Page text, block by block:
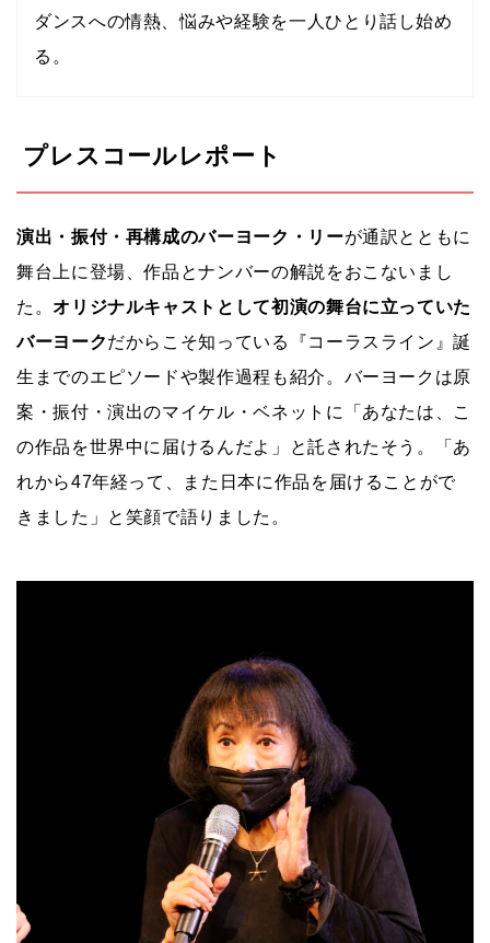
ダンスへの情熱、悩みや経験を一人ひとり話し始め
る。
プレスコールレポート
演出・振付・再構成のバーヨーク・リーが通訳とともに
舞台上に登場、作品とナンバーの解説をおこないまし
た。オリジナルキャストとして初演の舞台に立っていた
バーヨークだからこそ知っている『コーラスライン』誕
生までのエピソードや製作過程も紹介。バーヨークは原
案・振付・演出のマイケル・ベネットに「あなたは、こ
の作品を世界中に届けるんだよ」と託されたそう。「あ
れから47年経って、また日本に作品を届けることがで
きました」と笑顔で語りました。